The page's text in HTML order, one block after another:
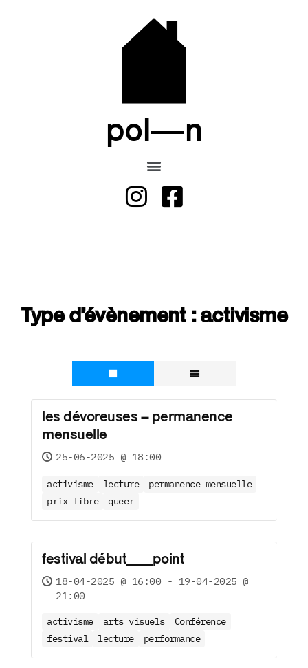
pol—n
Type d’évènement :activisme
les dévoreuses – permanence
mensuelle
25-06-2025 @ 18:00
activisme lecture
permanence mensuelle
prix libre
queer
festival début___point
18-04-2025 @ 16:00 - 19-04-2025 @
21:00
activisme arts visuels
Conférence
festival
lecture performance